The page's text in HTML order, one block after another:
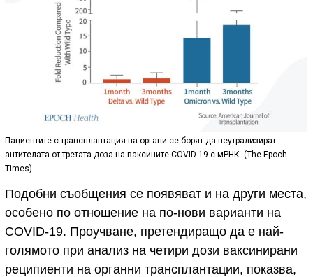
Пациентите с трансплантация на органи се борят да неутрализират
антителата от третата доза на ваксините COVID-19 с мРНК. (The Epoch
Times)
Подобни съобщения се появяват и на други места,
особено по отношение на по-нови варианти на
COVID-19. Проучване, претендиращо да е най-
голямото при анализ на четири дози ваксинирани
реципиенти на органни трансплантации, показва,